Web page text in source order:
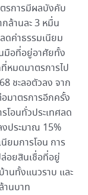
รการมีผลบังคับ
ล้านละ 3 หมื่น
ดค่าธรรมเนียม
มือที่อยู่อาศัยทั้ง
หมดมาตรการไป
ชะลอตัวลง จาก
มาตรการอีกครั้ง
โอนทั่วประเทศลด
ประมาณ 15%
ยมการโอน การ
อยสินเชื่อที่อยู่
านทั้งแนวราบ และ
านบาท